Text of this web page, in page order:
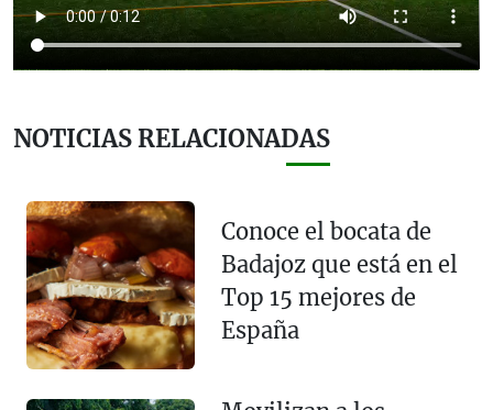
NOTICIAS RELACIONADAS
Conoce el bocata de
Badajoz que está en el
Top 15 mejores de
España